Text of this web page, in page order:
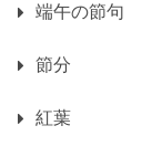
端午の節句
節分
紅葉